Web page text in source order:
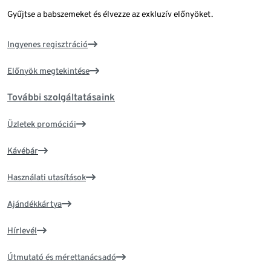
Gyűjtse a babszemeket és élvezze az exkluzív előnyöket.
Ingyenes regisztráció
Előnyök megtekintése
További szolgáltatásaink
Üzletek promóciói
Kávébár
Használati utasítások
Ajándékkártya
Hírlevél
Útmutató és mérettanácsadó